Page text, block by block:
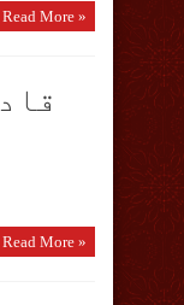
Read More »
Read More »